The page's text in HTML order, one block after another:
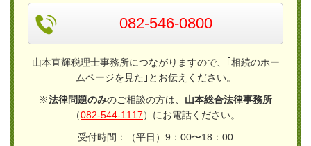
082-546-0800
山本直輝税理士事務所につながりますので、｢相続のホー
ムページを見た｣とお伝えください。
※法律問題のみのご相談の方は、 山本総合法律事務所
（082-544-1117）にお電話ください。
受付時間：（平日）9：00〜18：00